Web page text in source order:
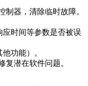
制器，清除临时故障。
应时间等参数是否被误
功能）。
复潜在软件问题。